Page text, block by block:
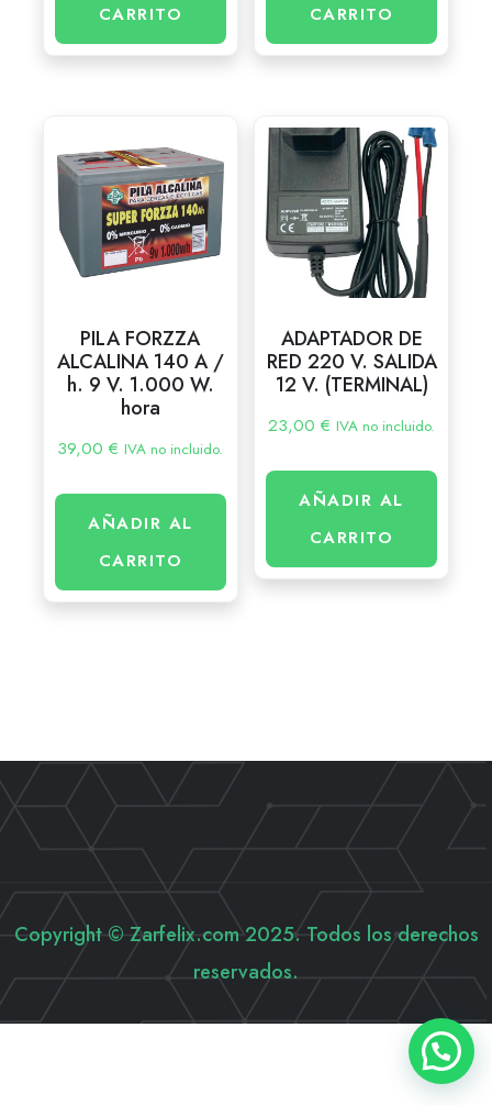
CARRITO
CARRITO
PILA FORZZA
ALCALINA 140 A /
h. 9 V. 1.000 W.
hora
39,00€ IVA no incluido.
AÑADIR AL
CARRITO
ADAPTADOR DE
RED 220 V. SALIDA
12 V. (TERMINAL)
23,00€ IVA no incluido.
AÑADIR AL
CARRITO
Copyright © Zarfelix.com 2025. Todos los derechos
reservados.